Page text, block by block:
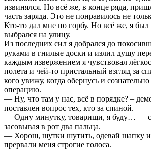
извинялся. Но всё же, в конце ряда,
часть заряда. Это не понравилось не
Кто-то дал мне по горбу. Но всё же, я был
выбрался на улицу.
Из последних сил я добрался до
руками в гнилые доски и излил душу
каждым извержением я чувствовал
полета и чей-то пристальный взгляд за
кого увижу, когда обернусь и
операцию.
— Ну, что там у нас, всё в порядке? –
поставлен вопрос тех, кто за спиной.
— Одну минутку, товарищи, я буду… —
засовывая в рот два пальца.
— Хорош, шутки шутить, одевай шапку и
прервали меня строгие голоса.